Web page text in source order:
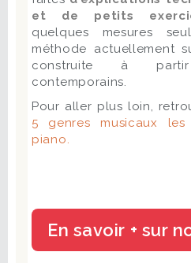
et de petits
quelques mesures
méthode actuellement
construite à
contemporains.
Pour aller plus loin,
5 genres musicaux
piano.